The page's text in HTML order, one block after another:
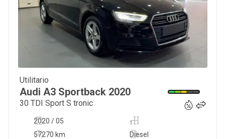
Utilitario
Audi A3 Sportback 2020
30 TDI Sport S tronic
2020 / 05
-
57270 km
Diesel